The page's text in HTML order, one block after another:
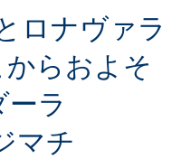
ロナヴァラ
らおよそ
ラ
マチ